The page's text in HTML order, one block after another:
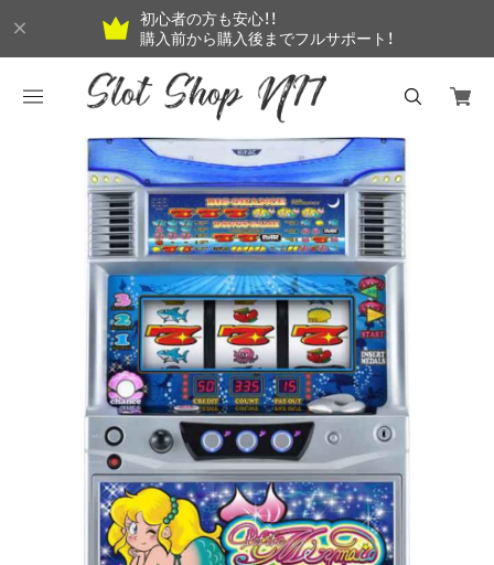
初心者の方も安心！！
購入前から購入後までフルサポート！